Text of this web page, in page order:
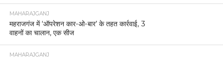
MAHARAJGANJ
महराजगंज में ‘ऑपरेशन कार-ओ-बार’ के तहत कार्रवाई, 3
वाहनों का चालान, एक सीज
MAHARAJGANJ